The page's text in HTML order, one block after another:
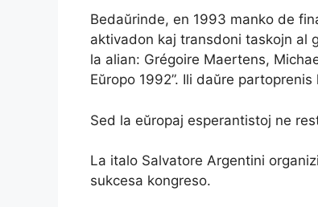
Bedaŭrinde, en 1993 manko de
aktivadon kaj transdoni taskojn al
la alian: Grégoire Maertens,
Eŭropo 1992”. Ili daŭre
Sed la eŭropaj esperantistoj ne
La italo Salvatore Argentini
sukcesa kongreso.